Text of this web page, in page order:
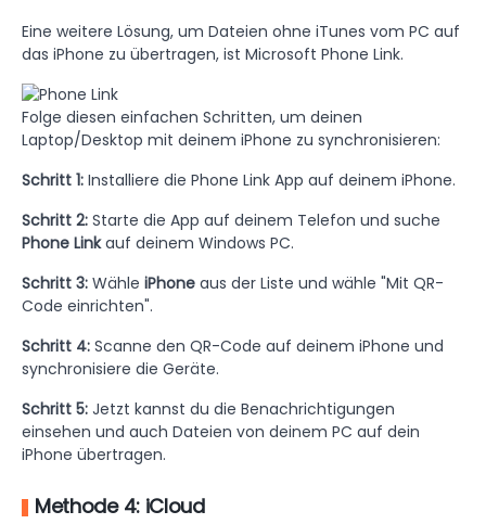
Eine weitere Lösung, um Dateien ohne iTunes vom PC auf
das iPhone zu übertragen, ist Microsoft Phone Link.
Folge diesen einfachen Schritten, um deinen
Laptop/Desktop mit deinem iPhone zu synchronisieren:
Schritt 1: Installiere die Phone Link App auf deinem iPhone.
Schritt 2: Starte die App auf deinem Telefon und suche
Phone Linkauf deinem Windows PC.
Schritt 3: Wähle iPhone aus der Liste und wähle "Mit QR-
Code einrichten".
Schritt 4: Scanne den QR-Code auf deinem iPhone und
synchronisiere die Geräte.
Schritt 5: Jetzt kannst du die Benachrichtigungen
einsehen und auch Dateien von deinem PC auf dein
iPhone übertragen.
Methode 4: iCloud